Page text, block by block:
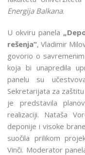
Energija Balkana.
U okviru panela
rešenja“, Vladimir
govorio o
koja bi unapredila
panelu su
Sekretarijata za
je predstavila
realizaciji. Nataša
deponije i visoke
suočila prilikom
Vinči. Moderator